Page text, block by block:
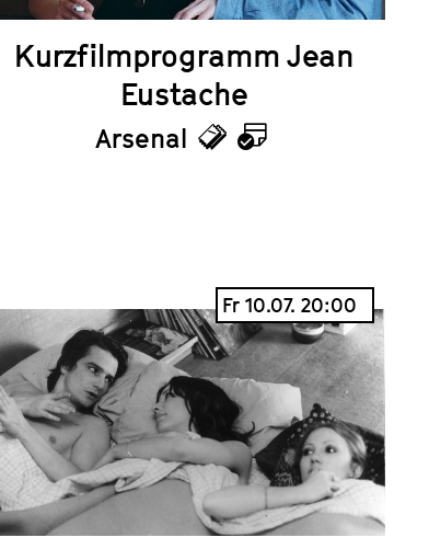
Kurzfilmprogramm Jean
Eustache
Arsenal
TicketsKalender
Fr 10.07. 20:00